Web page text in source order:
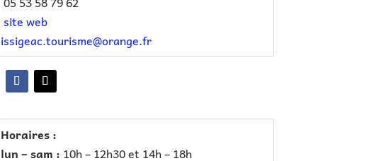
site web
issigeac.tourisme@orange.fr
Horaires :
lun – sam : 10h – 12h30 et 14h – 18h